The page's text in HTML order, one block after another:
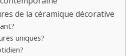
de la céramique décorative
uniques?